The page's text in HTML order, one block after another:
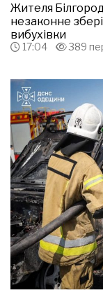
Жителя
незаконне
вибухівки
17:04 389